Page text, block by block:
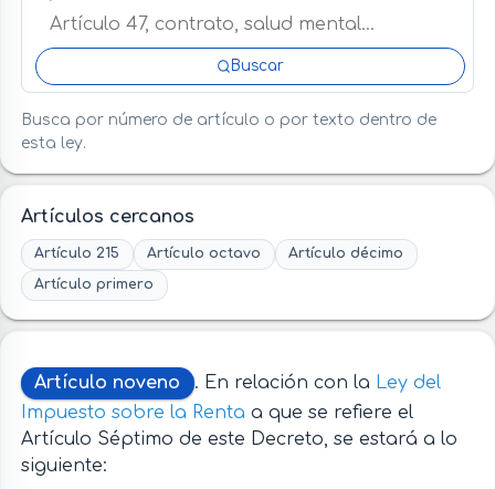
Buscar
Busca por número de artículo o por texto dentro de
esta ley.
Artículos cercanos
Artículo 215 Artículo octavo
Artículo décimo
Artículo primero
Artículo noveno . En relación con la Ley del
Impuesto sobre la Renta a que se refiere el
Artículo Séptimo de este Decreto, se estará a lo
siguiente: